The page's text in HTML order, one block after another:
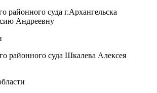
районного суда г.Архангельска
Андреевну
районного суда Шкалева Алексея